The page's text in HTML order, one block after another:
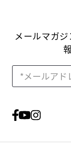
メールマガ